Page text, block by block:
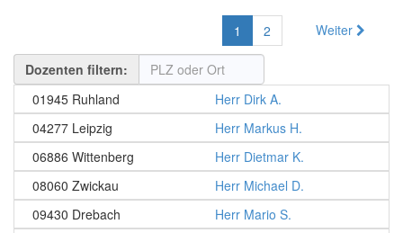
1 2 Weiter
Dozenten filtern:
01945 Ruhland
Herr Dirk A.
04277 Leipzig
Herr Markus H.
06886 Wittenberg
Herr Dietmar K.
08060 Zwickau
Herr Michael D.
09430 Drebach
Herr Mario S.